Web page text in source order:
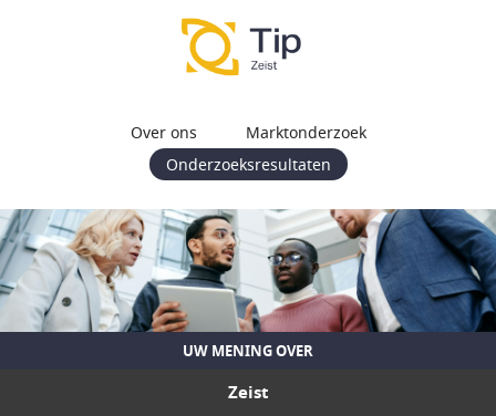
Over ons
Marktonderzoek
Onderzoeksresultaten
UW MENING OVER
Zeist